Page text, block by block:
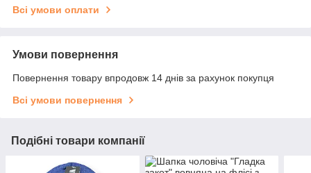
Всі умови оплати
Умови повернення
Повернення товару впродовж 14 днів за рахунок покупця
Всі умови повернення
Подібні товари компанії